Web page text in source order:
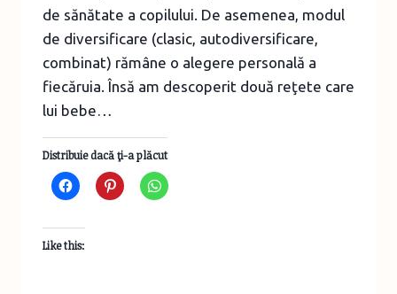
de sănătate a copilului. De asemenea, modul
de diversificare (clasic, autodiversificare,
combinat) rămâne o alegere personală a
fiecăruia. Însă am descoperit două reţete care
lui bebe…
Distribuie dacă ţi-a plăcut
Like this: